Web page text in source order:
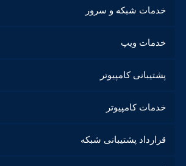
خدمات شبکه و سرور
خدمات ویپ
پشتیبانی کامپیوتر
خدمات کامپیوتر
قرارداد پشتیبانی شبکه